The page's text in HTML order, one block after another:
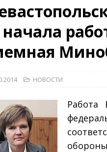
ВОЕННО-ИСТОРИЧЕСКИЙ
мультимедийный проект с
создания Железнодорожных
НОВОСТИ